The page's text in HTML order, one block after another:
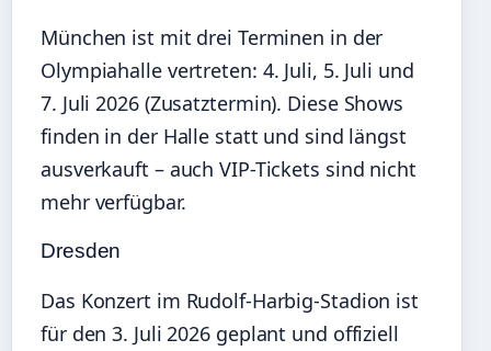
München ist mit drei Terminen in der
Olympiahalle vertreten: 4. Juli, 5. Juli und
7. Juli 2026(Zusatztermin). Diese Shows
finden in der Halle statt und sind längst
ausverkauft – auch VIP-Tickets sind nicht
mehr verfügbar.
Dresden
Das Konzert im Rudolf-Harbig-Stadion ist
für den3. Juli 2026 geplant und offiziell